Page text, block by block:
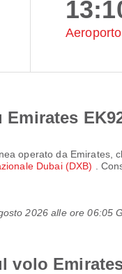
operato da Emirates ,
Dubai (DXB) .
2026 alle ore 06:05
volo